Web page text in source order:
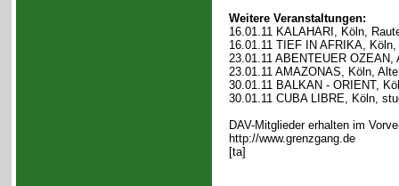
Weitere Veranstaltungen:
16.01.11 KALAHARI, Köln,
16.01.11 TIEF IN AFRIKA,
23.01.11 ABENTEUER OZEAN,
23.01.11 AMAZONAS, Köln,
30.01.11 BALKAN - ORIENT,
30.01.11 CUBA LIBRE, Köln,
DAV-Mitglieder erhalten im
http://www.grenzgang.de
[ta]